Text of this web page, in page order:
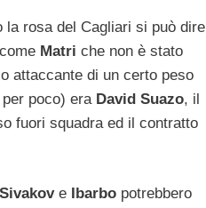
la rosa del Cagliari si può dire
Matri che non è stato
attaccante di un certo peso
poco) era David Suazo, il
fuori squadra ed il contratto
Sivakove Ibarbo potrebbero